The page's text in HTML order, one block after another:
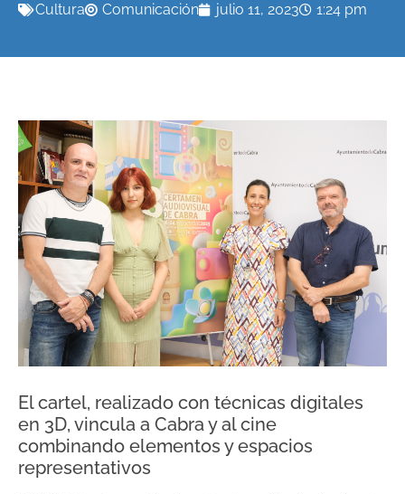
Cultura Comunicación julio 11, 2023 1:24 pm
El cartel, realizado con técnicas digitales
en 3D, vincula a Cabra y al cine
combinando elementos y espacios
representativos